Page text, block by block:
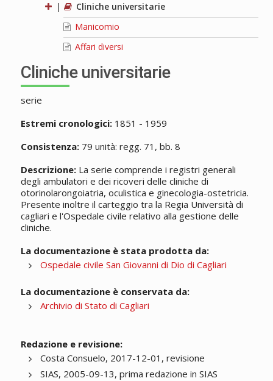
|
Cliniche universitarie
Manicomio
Affari diversi
Cliniche universitarie
serie
Estremi cronologici:1851 - 1959
Consistenza:79 unità: regg. 71, bb. 8
Descrizione:La serie comprende i registri generali
degli ambulatori e dei ricoveri delle cliniche di
otorinolarongoiatria, oculistica e ginecologia-ostetricia.
Presente inoltre il carteggio tra la Regia Università di
cagliari e l'Ospedale civile relativo alla gestione delle
cliniche.
La documentazione è stata prodotta da:
Ospedale civile San Giovanni di Dio di Cagliari
La documentazione è conservata da:
Archivio di Stato di Cagliari
Redazione e revisione:
Costa Consuelo, 2017-12-01, revisione
SIAS, 2005-09-13, prima redazione in SIAS